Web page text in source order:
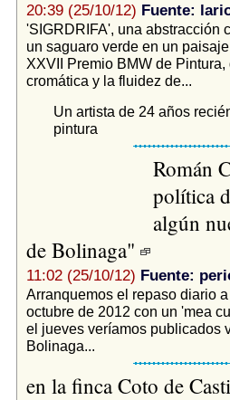
20:39 (25/10/12) Fuente:
'SIGRDRIFA', una abstracción
un saguaro verde en un
XXVII Premio BMW de
cromática y la fluidez de...
Un artista de 24 años
pintura
Román
política
algún
de Bolinaga"
11:02 (25/10/12) Fuente:
Arranquemos el repaso diario
octubre de 2012 con un 'mea
el jueves veríamos publicados
Bolinaga...
en la finca Coto de